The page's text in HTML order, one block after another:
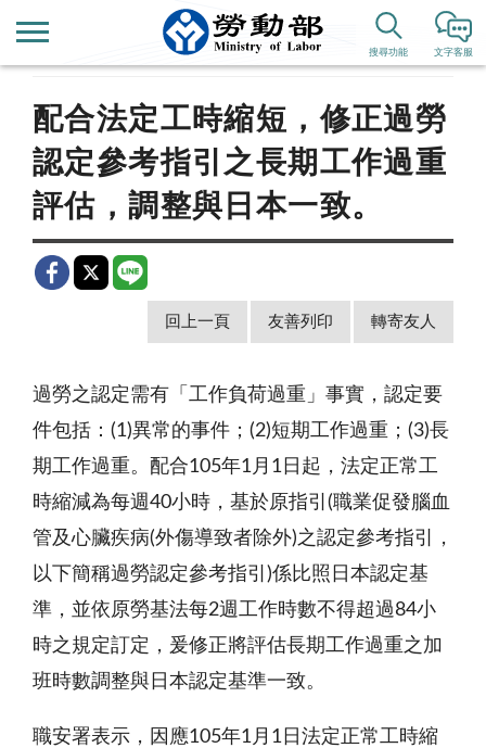
文字客服
搜尋功能
新聞公告 歷史新聞
配合法定工時縮短，修正過勞
認定參考指引之長期工作過重
評估，調整與日本一致。
回上一頁 友善列印 轉寄友人
過勞之認定需有「工作負荷過重」事實，認定要
件包括： (1)異常的事件； (2)短期工作過重； (3)長
期工作過重。配合105年1月 1 日起，法定正常工
時縮減為每週40小時，基於原指引 (職業促發腦血
管及心臟疾病(外傷導致者除外)之認定參考指引，
以下簡稱過勞認定參考指引 )係比照日本認定基
準，並依原勞基法每2週工作時數不得超過84小
時之規定訂定，爰修正將評估長期工作過重之加
班時數調整與日本認定基準一致。
職安署表示，因應105年1月1日法定正常工時縮